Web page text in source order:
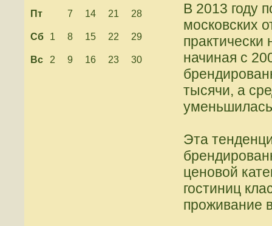
Пт 7 14 21 28
Сб 1 8 15 22 29
Вс 2 9 16 23 30
В 2013 году
московских
начиная с
тысячи, а
Эта
ценовой
гостиниц
проживание